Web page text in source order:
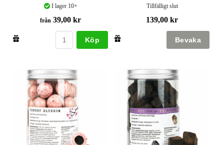
I lager 10+
från 39,00 kr
Köp
Tillfälligt slut
139,00 kr